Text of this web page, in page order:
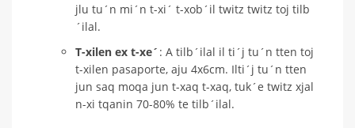
jlu tu´n mi´n t-xi´ t-xob´il twitz twitz toj tilb
´ilal.
T-xilen ex t-xe´ : A tilb´ilal il ti´j tu´n tten toj
t-xilen pasaporte, aju 4x6cm. Ilti´j tu´n tten
jun saq moqa jun t-xaq t-xaq, tuk´e twitz xjal
n-xi tqanin 70-80% te tilb´ilal.